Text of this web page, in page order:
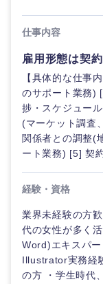
仕事内容
雇用形態は契
【具体的な仕事
のサポート業務)
捗・スケジュー
(マーケット調査
関係者との調整(
ート業務) [5] 契
経験・資格
業界未経験の方
代の女性が多く
Word)エキスパー
Illustrator実務経
の方 ・学生時代